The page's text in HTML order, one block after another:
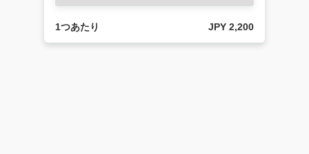
1つあたり JPY 2,200